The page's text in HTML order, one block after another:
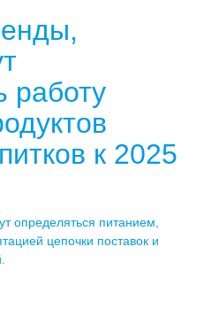
работу
к 2025
определяться питанием,
цепочки поставок и